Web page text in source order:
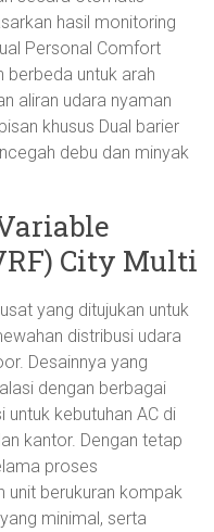
hasil monitoring
Personal Comfort
berbeda untuk arah
aliran udara nyaman
khusus Dual barier
debu dan minyak
City Multi
yang ditujukan untuk
distribusi udara
Desainnya yang
dengan berbagai
kebutuhan AC di
kantor. Dengan tetap
proses
unit berukuran kompak
minimal, serta